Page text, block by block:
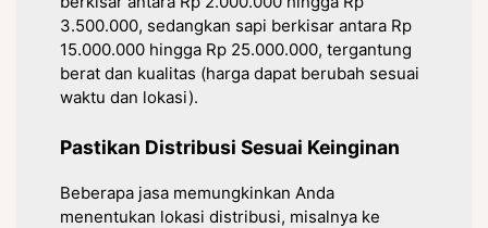
3.500.000, sedangkan sapi berkisar antara Rp
15.000.000 hingga Rp 25.000.000, tergantung
berat dan kualitas (harga dapat berubah sesuai
waktu dan lokasi).
Pastikan Distribusi Sesuai Keinginan
Beberapa jasa memungkinkan Anda
menentukan lokasi distribusi, misalnya ke